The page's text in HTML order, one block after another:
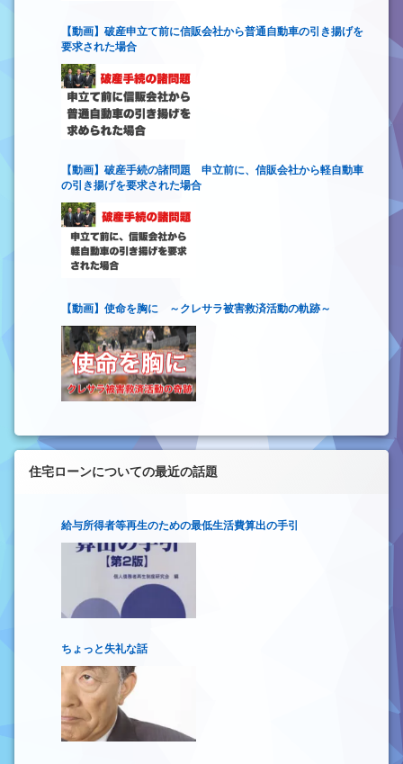
【動画】破産申立て前に信販会社から普通自動車の引き揚げを
要求された場合
【動画】破産手続の諸問題 申立前に、信販会社から軽自動車
の引き揚げを要求された場合
【動画】使命を胸に ～クレサラ被害救済活動の軌跡～
住宅ローンについての最近の話題
給与所得者等再生のための最低生活費算出の手引
ちょっと失礼な話